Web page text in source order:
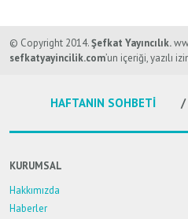
Görüş ve önerileriniz için teşekkür
Ürün açıklamasında eksik
Bu ürüne benzer farklı
© Copyright 2014.Şefkat Yayıncılık.
sefkatyayincilik.com’un içeriği, yazılı
HAFTANIN SOHBETİ
KURUMSAL
Hakkımızda
Haberler